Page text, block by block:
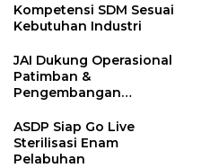
Kompetensi SDM Sesuai
Kebutuhan Industri
JAI Dukung Operasional
Patimban &
Pengembangan
Nasional
ASDP Siap Go Live
Sterilisasi Enam
Pelabuhan